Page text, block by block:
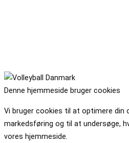
Denne hjemmeside bruger cookies
Vi bruger cookies til at optimere din
markedsføring og til at undersøge,
vores hjemmeside.